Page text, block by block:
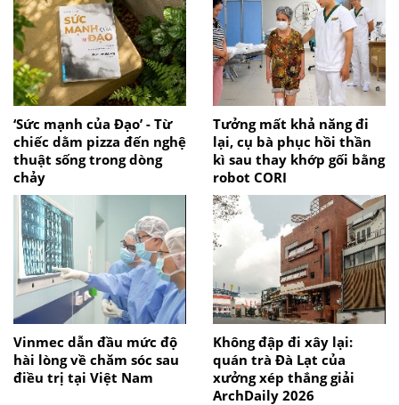
‘Sức mạnh của Đạo’ - Từ
chiếc dằm pizza đến nghệ
thuật sống trong dòng
chảy
Tưởng mất khả năng đi
lại, cụ bà phục hồi thần
kì sau thay khớp gối bằng
robot CORI
Vinmec dẫn đầu mức độ
hài lòng về chăm sóc sau
điều trị tại Việt Nam
Không đập đi xây lại:
quán trà Đà Lạt của
xưởng xép thắng giải
ArchDaily 2026